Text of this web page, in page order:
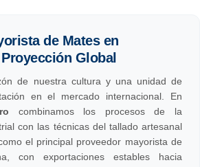
de Mates en
Global
de nuestra cultura y una unidad de
en el mercado internacional. En
combinamos los procesos de la
con las técnicas del tallado artesanal
el principal proveedor mayorista de
con exportaciones estables hacia